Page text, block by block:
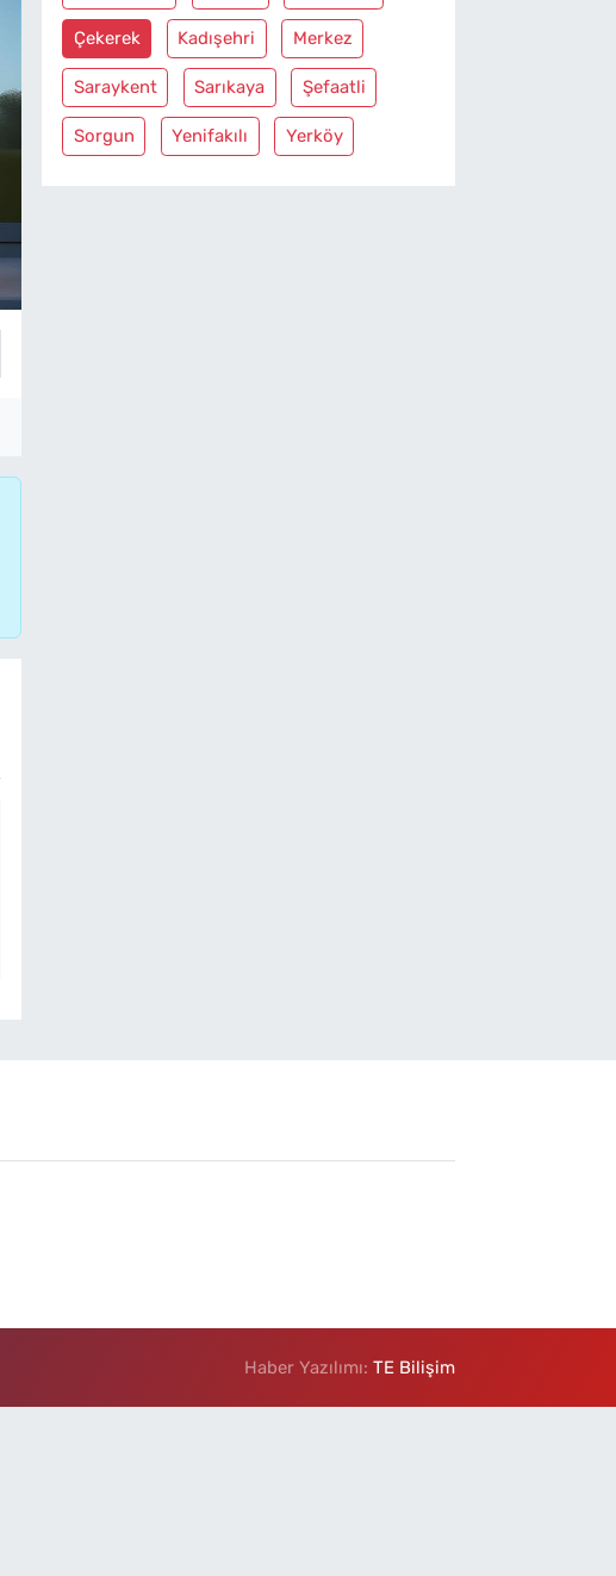
Çekerek Kadışehri Merkez
Saraykent Sarıkaya Şefaatli
Sorgun Yenifakılı Yerköy
Haber Yazılımı:TE Bilişim